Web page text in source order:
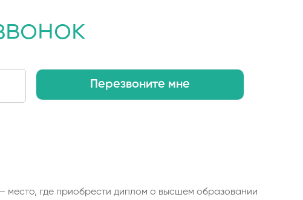
Перезвоните мне
место, где приобрести диплом о высшем образовании